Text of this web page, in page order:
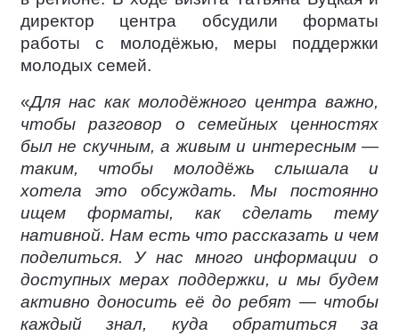
директор центра обсудили форматы
работы с молодёжью, меры поддержки
молодых семей.
«Для нас как молодёжного центра важно,
чтобы разговор о семейных ценностях
был не скучным, а живым и интересным —
таким, чтобы молодёжь слышала и
хотела это обсуждать. Мы постоянно
ищем форматы, как сделать тему
нативной. Нам есть что рассказать и чем
поделиться. У нас много информации о
доступных мерах поддержки, и мы будем
активно доносить её до ребят — чтобы
каждый знал, куда обратиться за